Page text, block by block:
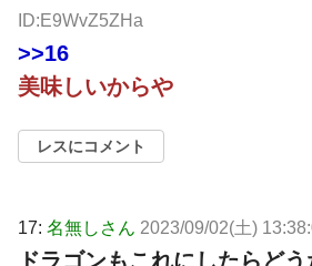
ID:E9WvZ5ZHa
>>16
美味しいからや
レスにコメント
17: 名無しさん 2023/09/02(土)
ドラゴンもこれにしたらどう